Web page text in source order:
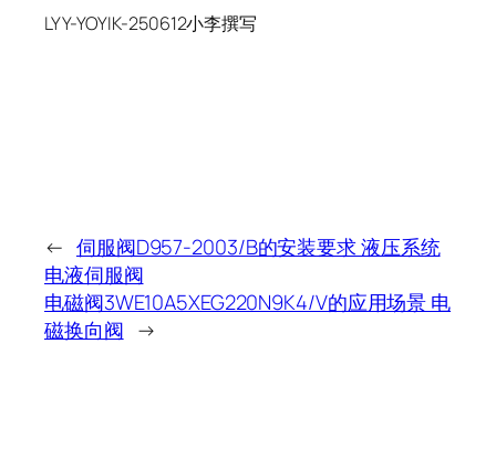
LYY-YOYIK-250612小李撰写
← 伺服阀D957-2003/B的安装要求 液压系统
电液伺服阀
电磁阀3WE10A5XEG220N9K4/V的应用场景 电
磁换向阀 →